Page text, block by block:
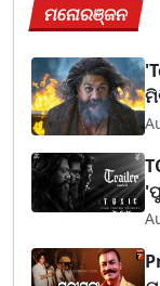
ମନୋରଞ୍ଜନ